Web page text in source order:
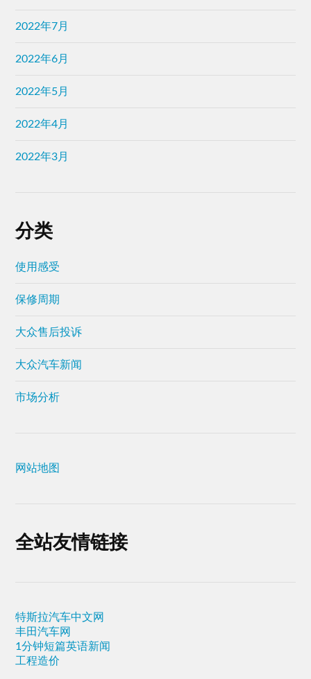
2022年7月
2022年6月
2022年5月
2022年4月
2022年3月
分类
使用感受
保修周期
大众售后投诉
大众汽车新闻
市场分析
网站地图
全站友情链接
特斯拉汽车中文网
丰田汽车网
1分钟短篇英语新闻
工程造价